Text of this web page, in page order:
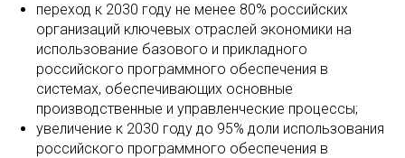
переход к 2030 году не менее 80% российских
организаций ключевых отраслей экономики на
использование базового и прикладного
российского программного обеспечения в
системах, обеспечивающих основные
производственные и управленческие процессы;
увеличение к 2030 году до 95% доли использования
российского программного обеспечения в